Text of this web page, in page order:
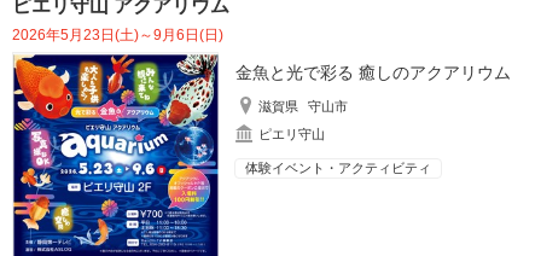
ピエリ守山 アクアリウム
2026年5月23日(土)～9月6日(日)
金魚と光で彩る 癒しのアクアリウム
滋賀県
守山市
ピエリ守山
体験イベント・アクティビティ